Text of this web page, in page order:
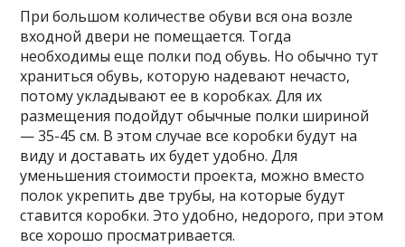
При большом количестве обуви вся она возле
входной двери не помещается. Тогда
необходимы еще полки под обувь. Но обычно тут
храниться обувь, которую надевают нечасто,
потому укладывают ее в коробках. Для их
размещения подойдут обычные полки шириной
— 35-45 см. В этом случае все коробки будут на
виду и доставать их будет удобно. Для
уменьшения стоимости проекта, можно вместо
полок укрепить две трубы, на которые будут
ставится коробки. Это удобно, недорого, при этом
все хорошо просматривается.